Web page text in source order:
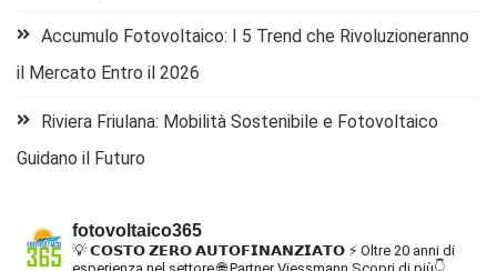
Accumulo Fotovoltaico: I 5 Trend che Rivoluzioneranno
il Mercato Entro il 2026
Riviera Friulana: Mobilità Sostenibile e Fotovoltaico
Guidano il Futuro
fotovoltaico365
💡 𝗖𝗢𝗦𝗧𝗢 𝗭𝗘𝗥𝗢 𝗔𝗨𝗧𝗢𝗙𝗜𝗡𝗔𝗡𝗭𝗜𝗔𝗧𝗢 ⚡ Oltre 20 anni di